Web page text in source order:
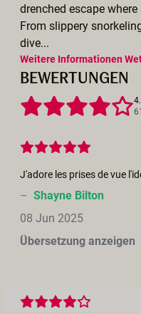
drenched escape
From slippery
dive...
BEWERTUNGEN
– Shayne Bilton
08 Jun 2025
Übersetzung anzeigen